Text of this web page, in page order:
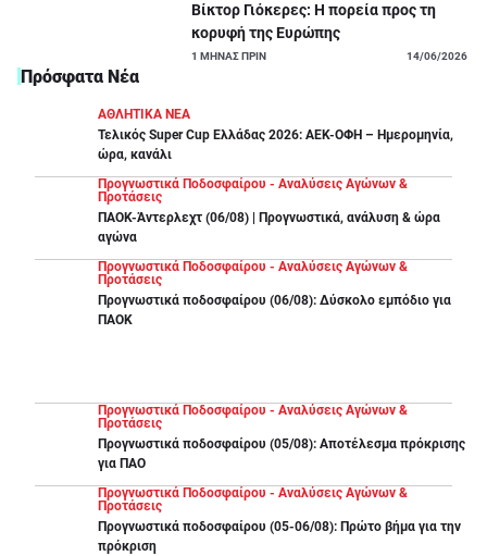
Βίκτορ Γιόκερες: Η πορεία προς τη
κορυφή της Ευρώπης
1 ΜΗΝΑΣ ΠΡΙΝ 14/06/2026
Πρόσφατα Νέα
ΑΘΛΗΤΙΚΑ ΝΕΑ
Τελικός Super Cup Ελλάδας 2026: ΑΕΚ-ΟΦΗ – Ημερομηνία,
ώρα, κανάλι
Προγνωστικά Ποδοσφαίρου - Αναλύσεις Αγώνων &
Προτάσεις
ΠΑΟΚ-Άντερλεχτ (06/08) | Προγνωστικά, ανάλυση & ώρα
αγώνα
Προγνωστικά Ποδοσφαίρου - Αναλύσεις Αγώνων &
Προτάσεις
Προγνωστικά ποδοσφαίρου (06/08): Δύσκολο εμπόδιο για
ΠΑΟΚ
Προγνωστικά Ποδοσφαίρου - Αναλύσεις Αγώνων &
Προτάσεις
Προγνωστικά ποδοσφαίρου (05/08): Αποτέλεσμα πρόκρισης
για ΠΑΟ
Προγνωστικά Ποδοσφαίρου - Αναλύσεις Αγώνων &
Προτάσεις
Προγνωστικά ποδοσφαίρου (05-06/08): Πρώτο βήμα για την
πρόκριση